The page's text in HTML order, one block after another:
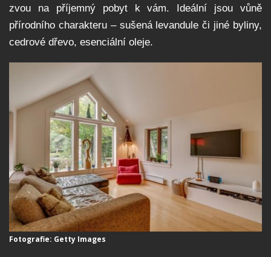
zvou na příjemný pobyt k vám. Ideální jsou vůně
přírodního charakteru – sušená levandule či jiné byliny,
cedrové dřevo, esenciální oleje.
Fotografie: Getty Images